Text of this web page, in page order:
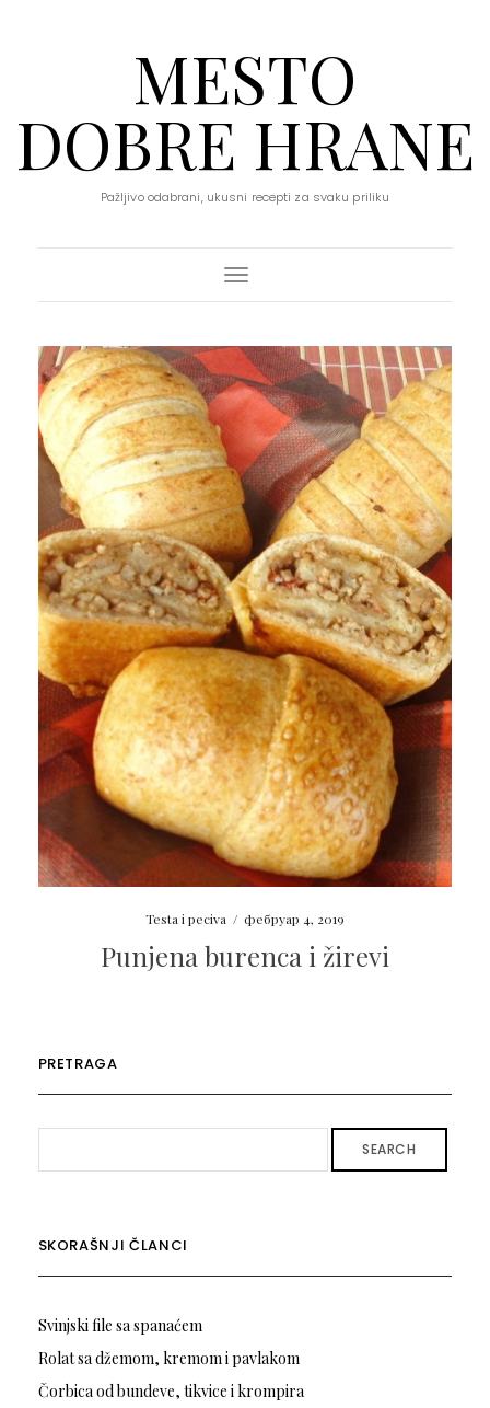
MESTO
DOBRE HRANE
Pažljivo odabrani, ukusni recepti za svaku priliku
Toggle Navigation
Testa i peciva / фебруар 4, 2019
Punjena burenca i žirevi
PRETRAGA
SEARCH
SKORAŠNJI ČLANCI
Svinjski file sa spanaćem
Rolat sa džemom, kremom i pavlakom
Čorbica od bundeve, tikvice i krompira